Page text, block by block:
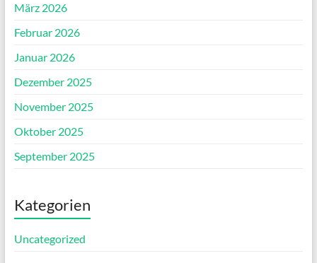
März 2026
Februar 2026
Januar 2026
Dezember 2025
November 2025
Oktober 2025
September 2025
Kategorien
Uncategorized